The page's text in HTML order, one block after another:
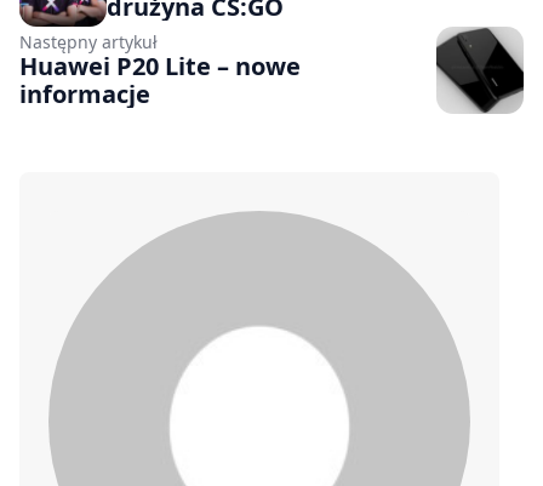
drużyna CS:GO
Następny artykuł
Huawei P20 Lite – nowe
informacje